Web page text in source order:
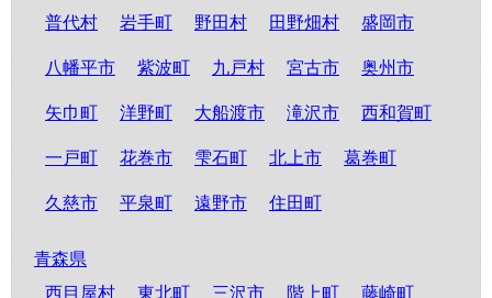
普代村 岩手町 野田村 田野畑村 盛岡市
八幡平市 紫波町 九戸村 宮古市 奥州市
矢巾町 洋野町 大船渡市 滝沢市 西和賀町
一戸町 花巻市 雫石町 北上市 葛巻町
久慈市 平泉町 遠野市 住田町
青森県
西目屋村
東北町 三沢市 階上町 藤崎町